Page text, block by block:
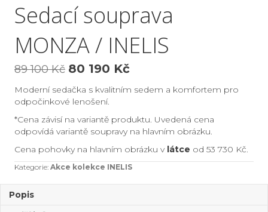
Sedací souprava
MONZA / INELIS
89 100Kč Původní
cena
byla:
89
100 Kč.
80 190 KčAktuální
cena
80
190 Kč.
Moderní sedačka s kvalitním sedem a komfortem pro
odpočinkové lenošení.
*Cena závisí na variantě produktu. Uvedená cena
odpovídá variantě soupravy na hlavním obrázku.
Cena pohovky na hlavním obrázku v látce od 53 730 Kč.
Kategorie: Akce kolekce INELIS
Popis